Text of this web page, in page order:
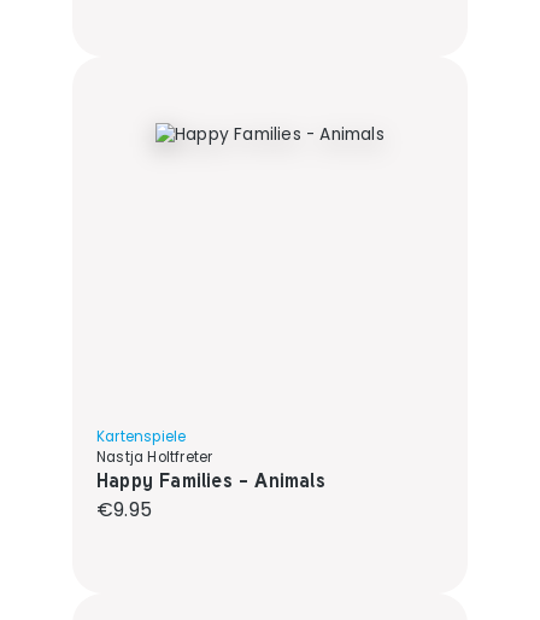
Kartenspiele
Nastja Holtfreter
Happy Families - Animals
Regular price:
€9.95